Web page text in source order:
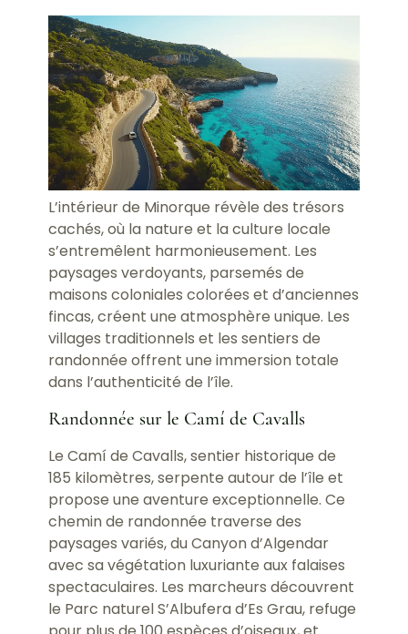
L’intérieur de Minorque révèle des trésors
cachés, où la nature et la culture locale
s’entremêlent harmonieusement. Les
paysages verdoyants, parsemés de
maisons coloniales colorées et d’anciennes
fincas, créent une atmosphère unique. Les
villages traditionnels et les sentiers de
randonnée offrent une immersion totale
dans l’authenticité de l’île.
Randonnée sur le Camí de Cavalls
Le Camí de Cavalls, sentier historique de
185 kilomètres, serpente autour de l’île et
propose une aventure exceptionnelle. Ce
chemin de randonnée traverse des
paysages variés, du Canyon d’Algendar
avec sa végétation luxuriante aux falaises
spectaculaires. Les marcheurs découvrent
le Parc naturel S’Albufera d’Es Grau, refuge